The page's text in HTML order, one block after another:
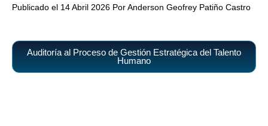
Publicado el 14 Abril 2026 Por Anderson Geofrey Patiño Castro
Auditoría al Proceso de Gestión Estratégica del Talento
Humano